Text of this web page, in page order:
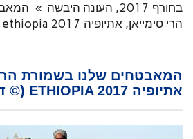
בחורף 2017, העונה היבשה
»
הרי סימייאן, אתיופיה ethiopia 2017 (© ד"ר ענת אביטל)
המאבטחים שלנו בשמורת הרי
אתיופיה ETHIOPIA 2017 (© ד"ר ענת אביטל)